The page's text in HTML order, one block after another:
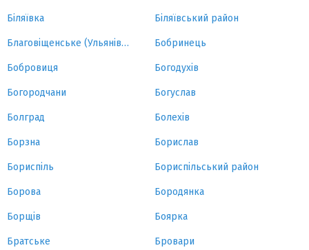
Біляївка Біляївський район
Благовіщенське (Ульянівка) Бобринець
Бобровиця Богодухів
Богородчани Богуслав
Болград Болехів
Борзна Борислав
Бориспіль Бориспільський район
Борова Бородянка
Борщів Боярка
Братське Бровари